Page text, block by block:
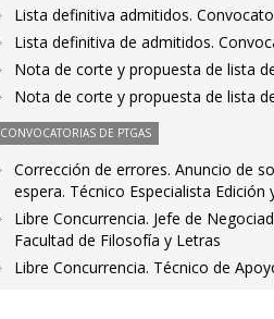
Lista definitiva admitidos.
Lista definitiva de admitidos.
Nota de corte y propuesta de lista
Nota de corte y propuesta de lista
CONVOCATORIAS DE PTGAS
Corrección de errores. Anuncio de
espera. Técnico Especialista
Libre Concurrencia. Jefe de
Facultad de Filosofía y Letras
Libre Concurrencia. Técnico de